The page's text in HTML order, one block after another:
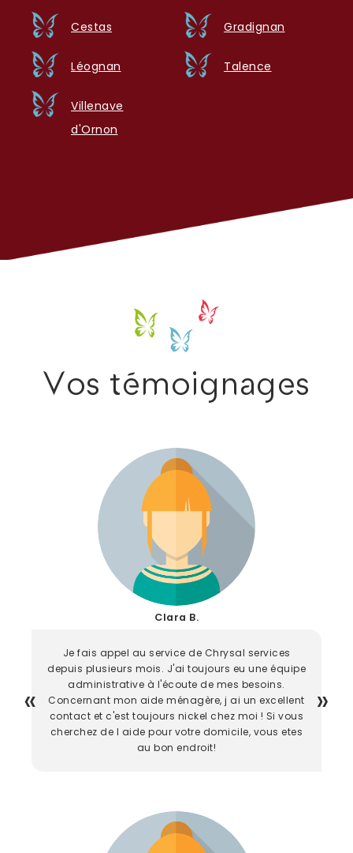
Cestas Gradignan
Léognan Talence
Villenave
d'Ornon
Vos témoignages
Clara B.
Je fais appel au service de Chrysal services
depuis plusieurs mois. J'ai toujours eu une équipe
administrative à l'écoute de mes besoins.
Concernant mon aide ménagère, j ai un excellent
contact et c'est toujours nickel chez moi ! Si vous
cherchez de l aide pour votre domicile, vous etes
au bon endroit!